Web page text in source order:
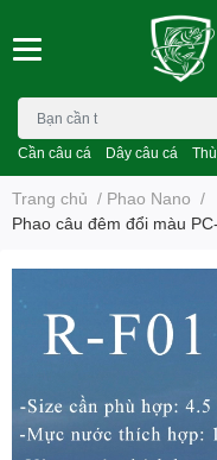
Cần câu cá Dây câu cá
Trang chủ / Phao Nano /
Phao câu đêm đổi màu